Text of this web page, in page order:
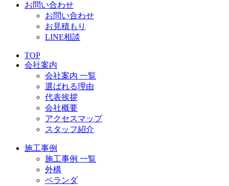
お問い合わせ
お問い合わせ
お見積もり
LINE相談
TOP
会社案内
会社案内 一覧
選ばれる理由
代表挨拶
会社概要
アクセスマップ
スタッフ紹介
施工事例
施工事例 一覧
外構
ベランダ